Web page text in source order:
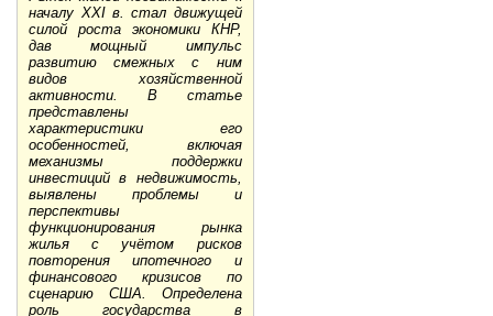
началу XXI в. стал движущей
силой роста экономики КНР,
дав мощный импульс
развитию смежных с ним
видов хозяйственной
активности. В статье
представлены
характеристики его
особенностей, включая
механизмы поддержки
инвестиций в недвижимость,
выявлены проблемы и
перспективы
функционирования рынка
жилья с учётом рисков
повторения ипотечного и
финансового кризисов по
сценарию США. Определена
роль государства в